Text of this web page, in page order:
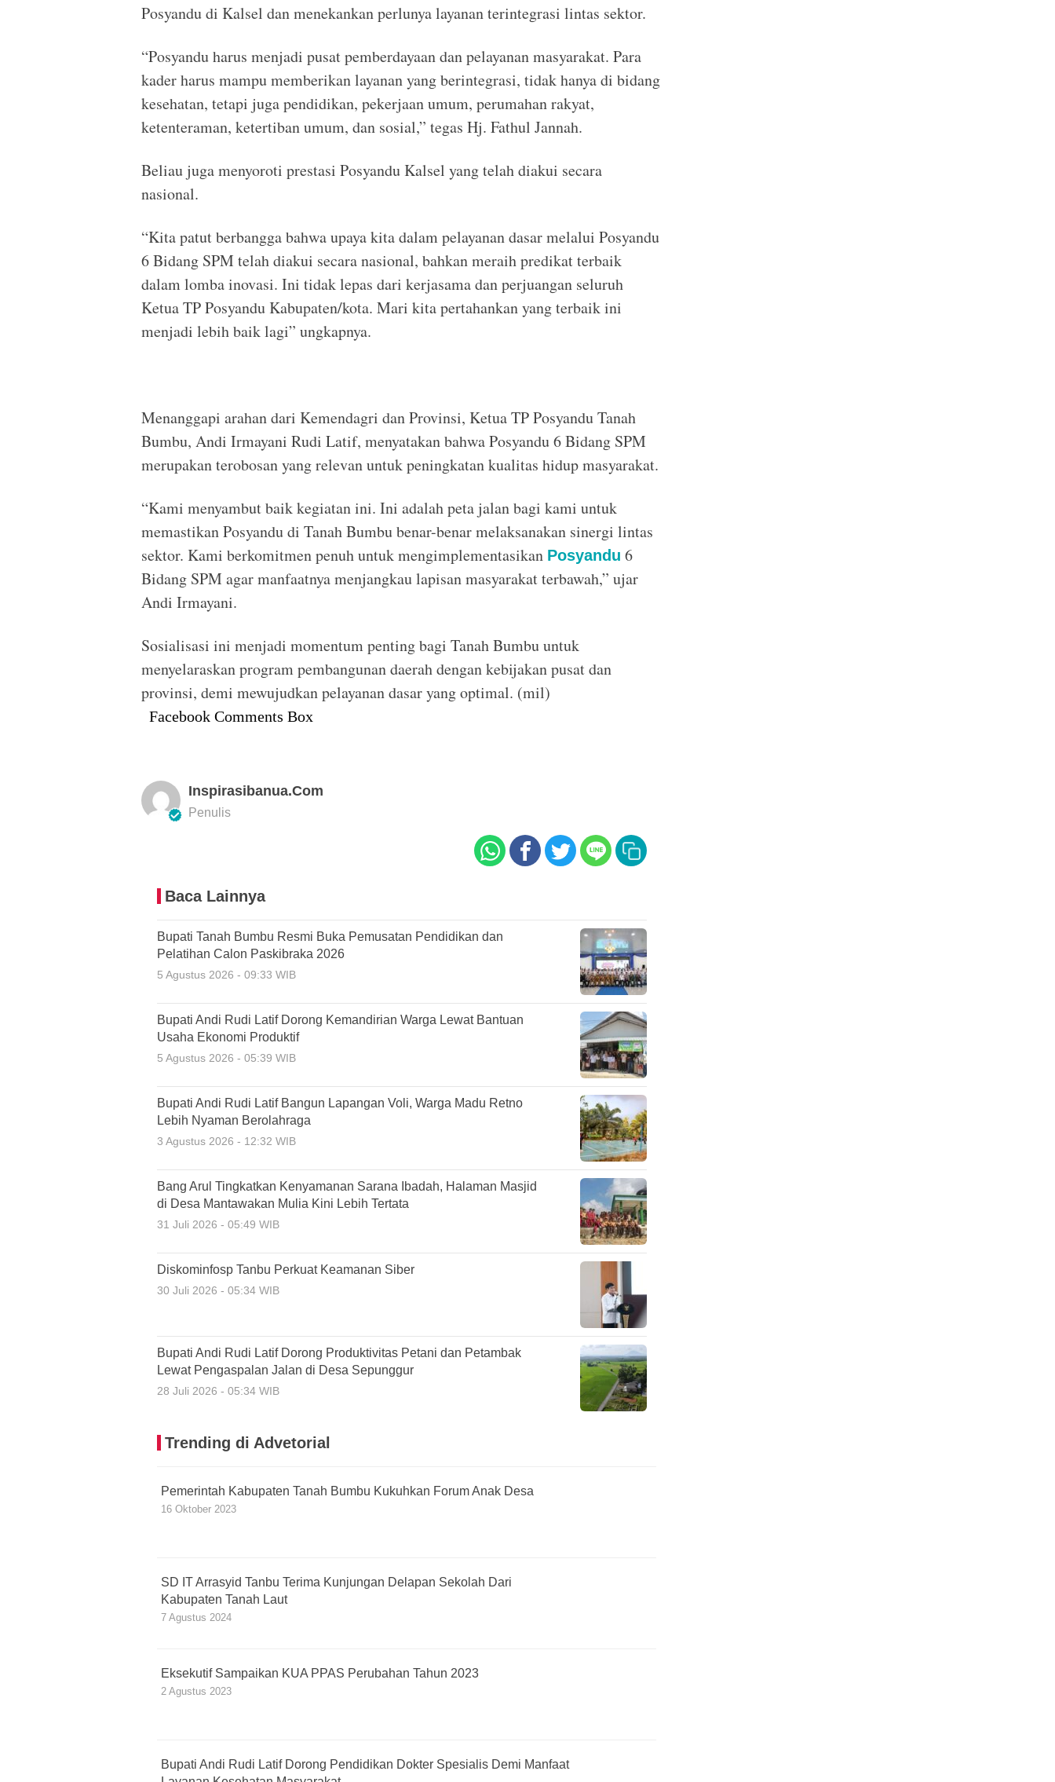
Posyandu di Kalsel dan menekankan perlunya layanan terintegrasi lintas sektor.
“Posyandu harus menjadi pusat pemberdayaan dan pelayanan masyarakat. Para
kader harus mampu memberikan layanan yang berintegrasi, tidak hanya di bidang
kesehatan, tetapi juga pendidikan, pekerjaan umum, perumahan rakyat,
ketenteraman, ketertiban umum, dan sosial,” tegas Hj. Fathul Jannah.
Beliau juga menyoroti prestasi Posyandu Kalsel yang telah diakui secara
nasional.
“Kita patut berbangga bahwa upaya kita dalam pelayanan dasar melalui Posyandu
6 Bidang SPM telah diakui secara nasional, bahkan meraih predikat terbaik
dalam lomba inovasi. Ini tidak lepas dari kerjasama dan perjuangan seluruh
Ketua TP Posyandu Kabupaten/kota. Mari kita pertahankan yang terbaik ini
menjadi lebih baik lagi” ungkapnya.
Menanggapi arahan dari Kemendagri dan Provinsi, Ketua TP Posyandu Tanah
Bumbu, Andi Irmayani Rudi Latif, menyatakan bahwa Posyandu 6 Bidang SPM
merupakan terobosan yang relevan untuk peningkatan kualitas hidup masyarakat.
“Kami menyambut baik kegiatan ini. Ini adalah peta jalan bagi kami untuk
memastikan Posyandu di Tanah Bumbu benar-benar melaksanakan sinergi lintas
sektor. Kami berkomitmen penuh untuk mengimplementasikan Posyandu 6
Bidang SPM agar manfaatnya menjangkau lapisan masyarakat terbawah,” ujar
Andi Irmayani.
Sosialisasi ini menjadi momentum penting bagi Tanah Bumbu untuk
menyelaraskan program pembangunan daerah dengan kebijakan pusat dan
provinsi, demi mewujudkan pelayanan dasar yang optimal. (mil)
Facebook Comments Box
Inspirasibanua.com
Penulis
Baca Lainnya
Bupati Tanah Bumbu Resmi Buka Pemusatan Pendidikan dan
Pelatihan Calon Paskibraka 2026
5 Agustus 2026 - 09:33 WIB
Bupati Andi Rudi Latif Dorong Kemandirian Warga Lewat Bantuan
Usaha Ekonomi Produktif
5 Agustus 2026 - 05:39 WIB
Bupati Andi Rudi Latif Bangun Lapangan Voli, Warga Madu Retno
Lebih Nyaman Berolahraga
3 Agustus 2026 - 12:32 WIB
Bang Arul Tingkatkan Kenyamanan Sarana Ibadah, Halaman Masjid
di Desa Mantawakan Mulia Kini Lebih Tertata
31 Juli 2026 - 05:49 WIB
Diskominfosp Tanbu Perkuat Keamanan Siber
30 Juli 2026 - 05:34 WIB
Bupati Andi Rudi Latif Dorong Produktivitas Petani dan Petambak
Lewat Pengaspalan Jalan di Desa Sepunggur
28 Juli 2026 - 05:34 WIB
Trending di Advetorial
Pemerintah Kabupaten Tanah Bumbu Kukuhkan Forum Anak Desa
16 Oktober 2023
SD IT Arrasyid Tanbu Terima Kunjungan Delapan Sekolah Dari
Kabupaten Tanah Laut
7 Agustus 2024
Eksekutif Sampaikan KUA PPAS Perubahan Tahun 2023
2 Agustus 2023
Bupati Andi Rudi Latif Dorong Pendidikan Dokter Spesialis Demi Manfaat